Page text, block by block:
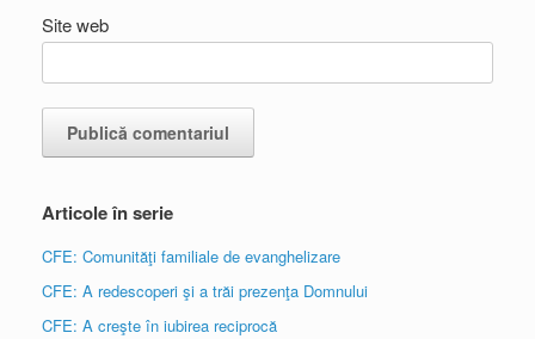
Site web
Articole în serie
CFE: Comunităţi familiale de evanghelizare
CFE: A redescoperi şi a trăi prezenţa Domnului
CFE: A creşte în iubirea reciprocă